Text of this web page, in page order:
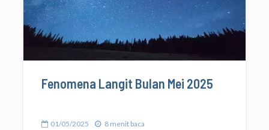
Fenomena Langit Bulan Mei 2025
01/05/2025 8 menit baca